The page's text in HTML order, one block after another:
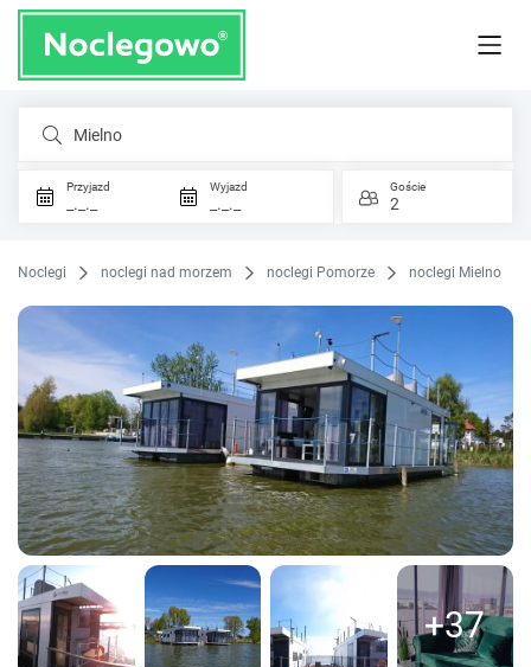
Mielno
Przyjazd
_._._
Wyjazd
_._._
Goście
2
Noclegi noclegi nad morzem noclegi Pomorze noclegi Mielno
+37